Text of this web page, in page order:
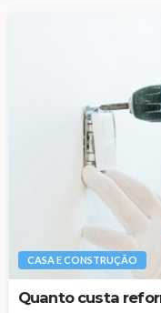
CASA E CONSTRUÇÃO
Quanto custa